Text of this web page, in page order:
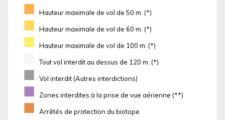
■ Hauteur maximale de vol de 50 m. (*)
■ Hauteur maximale de vol de 60 m. (*)
■ Hauteur maximale de vol de 100 m. (*)
Tout vol interdit au dessus de 120 m. (*)
■ Vol interdit (Autres interdictions)
■ Zones interdites à la prise de vue aérienne (**)
■ Arrêtés de protection du biotope